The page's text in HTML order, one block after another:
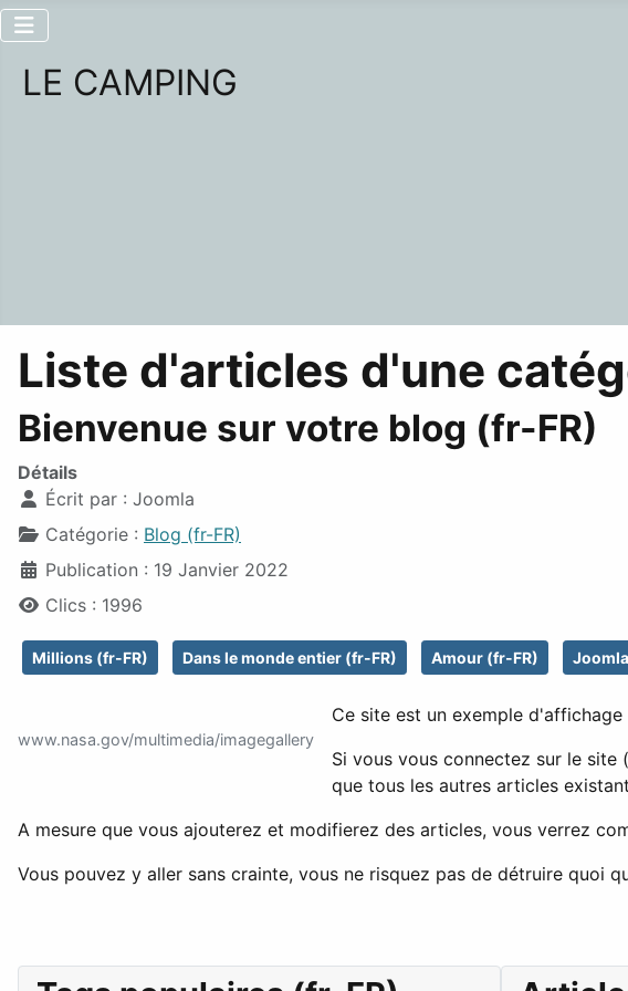
LE CAMPING
Liste d'articles d'une
Bienvenue sur votre blog (fr-FR)
Détails
Écrit par : Joomla
Catégorie : Blog (fr-FR)
Publication : 19 Janvier 2022
Clics : 1996
Millions (fr-FR) Dans le monde entier (fr-FR) Amour (fr-FR)
www.nasa.gov/multimedia/imagegallery
Ce site est un exemple
Si vous vous connectez sur le
que tous les autres articles
A mesure que vous ajouterez et modifierez des articles, vous verrez
Vous pouvez y aller sans crainte, vous ne risquez pas de détruire quoi